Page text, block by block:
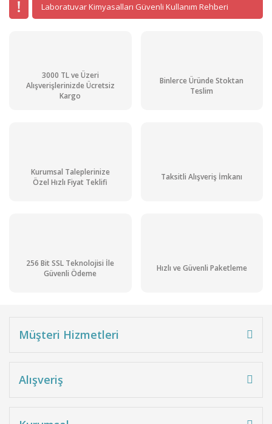
Laboratuvar Kimyasalları Güvenli Kullanım Rehberi
3000 TL ve Üzeri
Alışverişlerinizde Ücretsiz
Kargo
Binlerce Üründe Stoktan
Teslim
Kurumsal Taleplerinize
Özel Hızlı Fiyat Teklifi
Taksitli Alışveriş İmkanı
256 Bit SSL Teknolojisi İle
Güvenli Ödeme
Hızlı ve Güvenli Paketleme
Müşteri Hizmetleri
Alışveriş